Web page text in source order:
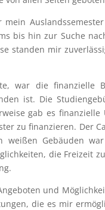
bis hin zur Suche
standen mir
war die finanzielle
ist. Die
gab es
zu finanzieren. Der
weißen Gebäuden
die Freizeit
und
die es mir